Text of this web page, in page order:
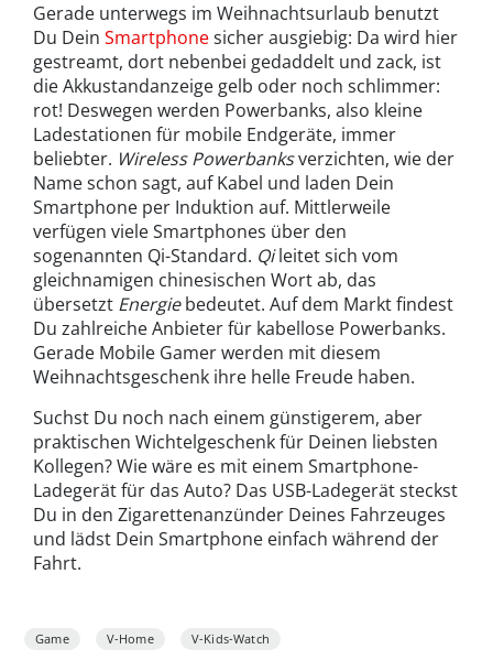
Gerade unterwegs im Weihnachtsurlaub benutzt
Du Dein Smartphonesicher ausgiebig: Da wird hier
gestreamt, dort nebenbei gedaddelt und zack, ist
die Akkustandanzeige gelb oder noch schlimmer:
rot! Deswegen werden Powerbanks, also kleine
Ladestationen für mobile Endgeräte, immer
beliebter. Wireless Powerbanksverzichten, wie der
Name schon sagt, auf Kabel und laden Dein
Smartphone per Induktion auf. Mittlerweile
verfügen viele Smartphones über den
sogenannten Qi-Standard. Qileitet sich vom
gleichnamigen chinesischen Wort ab, das
übersetzt Energiebedeutet. Auf dem Markt findest
Du zahlreiche Anbieter für kabellose Powerbanks.
Gerade Mobile Gamer werden mit diesem
Weihnachtsgeschenk ihre helle Freude haben.
Suchst Du noch nach einem günstigerem, aber
praktischen Wichtelgeschenk für Deinen liebsten
Kollegen? Wie wäre es mit einem Smartphone-
Ladegerät für das Auto? Das USB-Ladegerät steckst
Du in den Zigarettenanzünder Deines Fahrzeuges
und lädst Dein Smartphone einfach während der
Fahrt.
Game V-Home V-Kids-Watch